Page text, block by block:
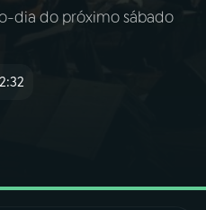
dia do próximo sábado